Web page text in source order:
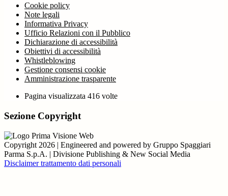
Cookie policy
Note legali
Informativa Privacy
Ufficio Relazioni con il Pubblico
Dichiarazione di accessibilità
Obiettivi di accessibilità
Whistleblowing
Gestione consensi cookie
Amministrazione trasparente
Pagina visualizzata 416 volte
Sezione Copyright
Copyright 2026 | Engineered and powered by Gruppo Spaggiari
Parma S.p.A. | Divisione Publishing & New Social Media
Disclaimer trattamento dati personali